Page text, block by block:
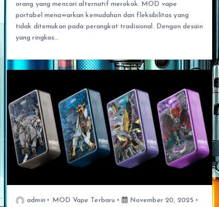
orang yang mencari alternatif merokok. MOD vape
portabel menawarkan kemudahan dan fleksibilitas yang
tidak ditemukan pada perangkat tradisional. Dengan desain
yang ringkas…
admin MOD Vape Terbaru
November 20, 2025